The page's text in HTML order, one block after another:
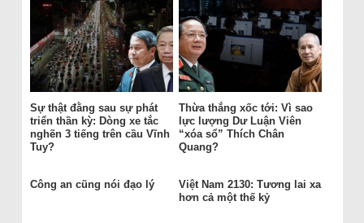
Sự thật đằng sau sự phát
triển thần kỳ: Dòng xe tắc
nghẽn 3 tiếng trên cầu Vĩnh
Tuy?
Thừa thắng xốc tới: Vì sao
lực lượng Dư Luận Viên
“xóa sổ” Thích Chân
Quang?
Công an cũng nói đạo lý
Việt Nam 2130: Tương lai xa
hơn cả một thế kỷ